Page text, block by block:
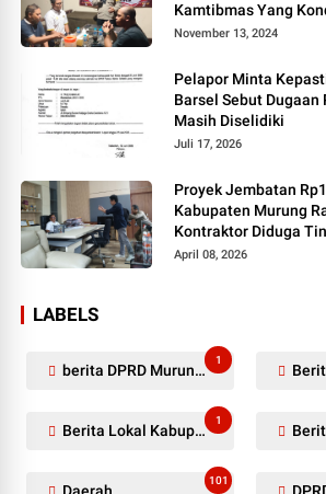
Kamtibmas Yang
Pers
November 13, 2024
Pelapor Minta
Barsel Sebut
Masih Diselidiki
Juli 17, 2026
Proyek Jembatan
Kabupaten Murung
Kontraktor Diduga
April 08, 2026
LABELS
berita DPRD Murung Raya
1
Berita Lokal Kabupaten Barito Utara
1
Berita
101